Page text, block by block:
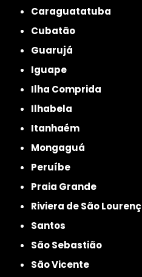
Caraguatatuba
Cubatão
Guarujá
Iguape
Ilha Comprida
Ilhabela
Itanhaém
Mongaguá
Peruíbe
Praia Grande
Riviera de São
Santos
São Sebastião
São Vicente